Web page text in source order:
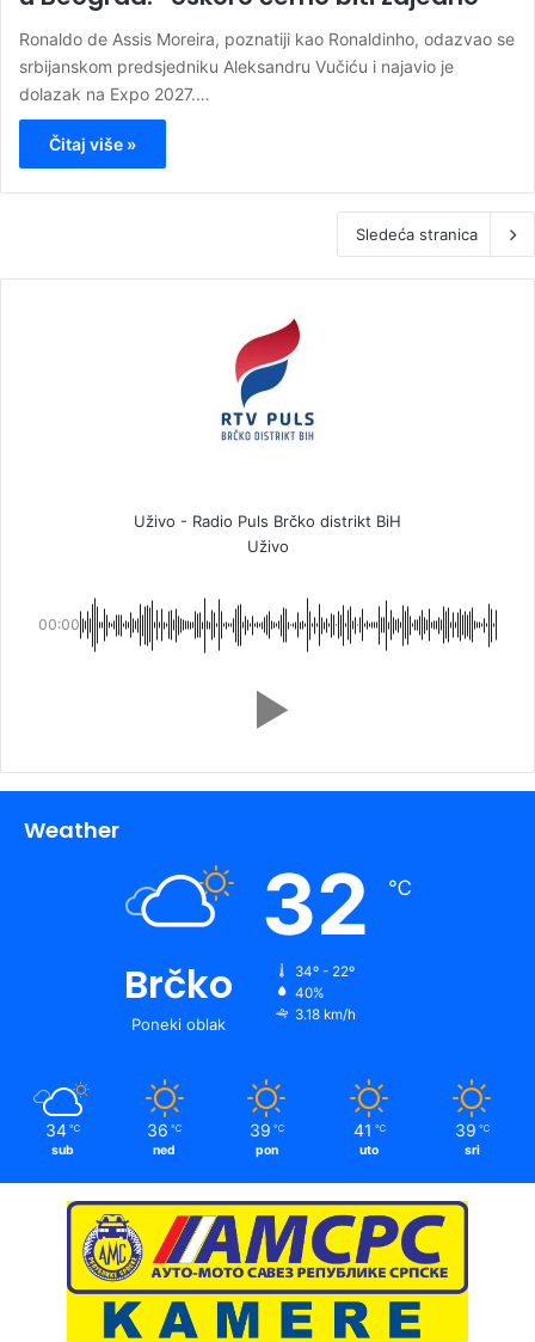
Ronaldo de Assis Moreira, poznatiji kao Ronaldinho, odazvao se
srbijanskom predsjedniku Aleksandru Vučiću i najavio je
dolazak na Expo 2027.…
Čitaj više »
Sledeća stranica
Uživo - Radio Puls Brčko distrikt BiH
Uživo
00:00
Weather
Brčko
Poneki oblak
32 ℃
34º - 22º
40%
3.18 km/h
34 ℃
sub
36 ℃
ned
39 ℃
pon
41 ℃
uto
39 ℃
sri